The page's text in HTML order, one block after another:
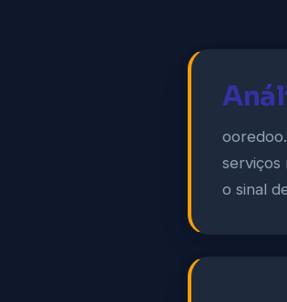
serviços
o sinal